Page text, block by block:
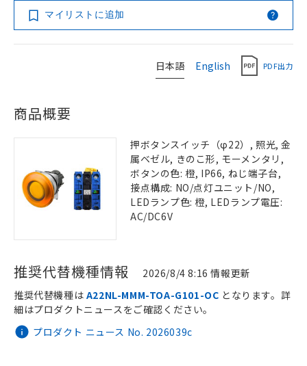
マイリストに追加
日本語 English PDF出力
商品概要
押ボタンスイッチ（φ22）, 照光, 金
属ベゼル, きのこ形, モーメンタリ,
ボタンの色: 橙, IP66, ねじ端子台,
接点構成: NO/点灯ユニット/NO,
LEDランプ色: 橙, LEDランプ電圧:
AC/DC6V
推奨代替機種情報 2026/8/4 8:16 情報更新
プロダクト ニュース No. 2026039c
推奨代替機種は A22NL-MMM-TOA-G101-OC となります。詳
細はプロダクトニュースをご確認ください。